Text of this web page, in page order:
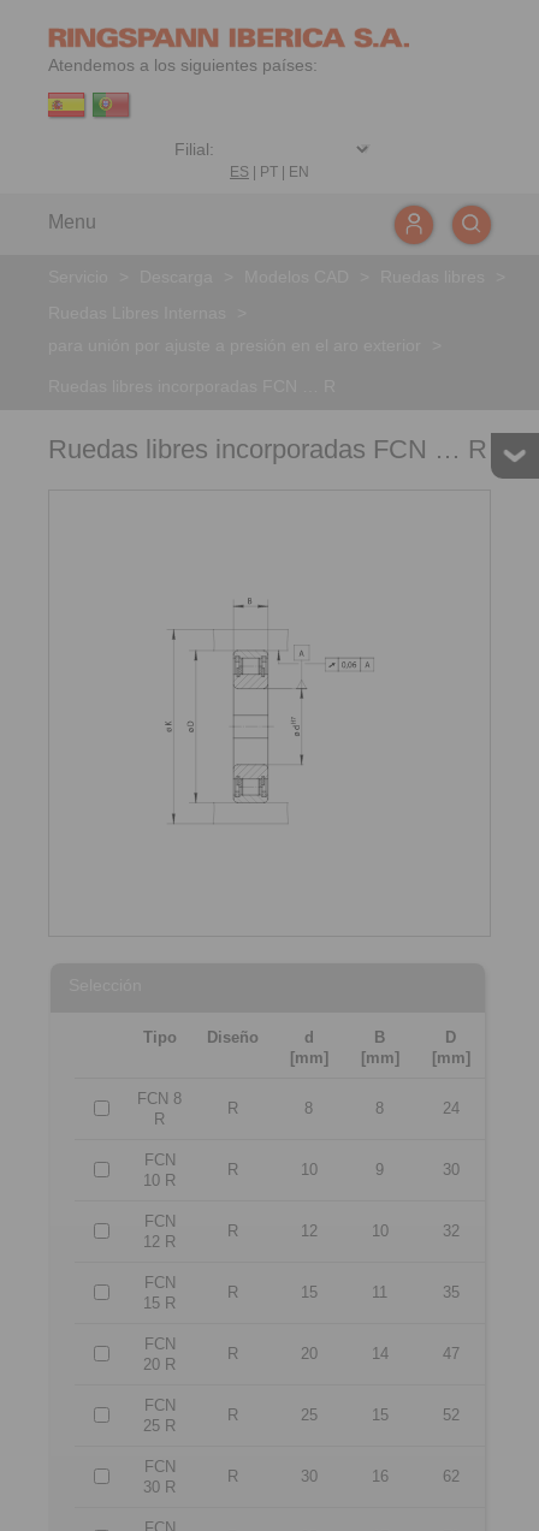
Atendemos a los siguientes países:
ES PT| EN
Menu
Ruedas libres incorporadas FCN … R
Tipo Diseño
d
[mm]
B
[mm]
D
[mm]
FCN 8
R
R 8 8 24
FCN
10 R
R 10 9 30
FCN
12 R
R 12 10 32
FCN
15 R
R 15 11 35
FCN
20 R
R 20 14 47
FCN
25 R
R 25 15 52
FCN
30 R
R 30 16 62